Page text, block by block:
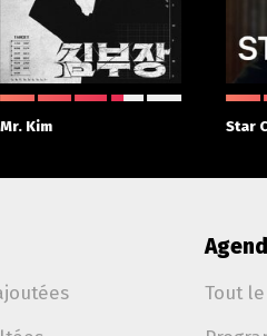
Mr. Kim Star
Tout